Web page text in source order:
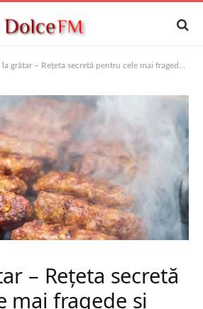
grătar – Rețeta secretă pentru cele mai fragede și aromate mititei
– Rețeta secretă
mai fragede și